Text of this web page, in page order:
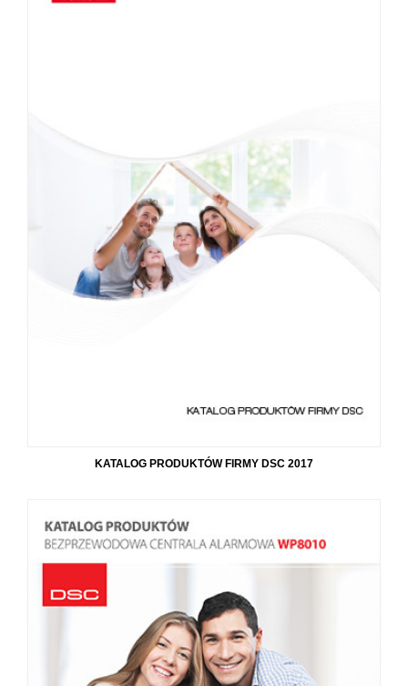
KATALOG PRODUKTÓW FIRMY DSC 2017